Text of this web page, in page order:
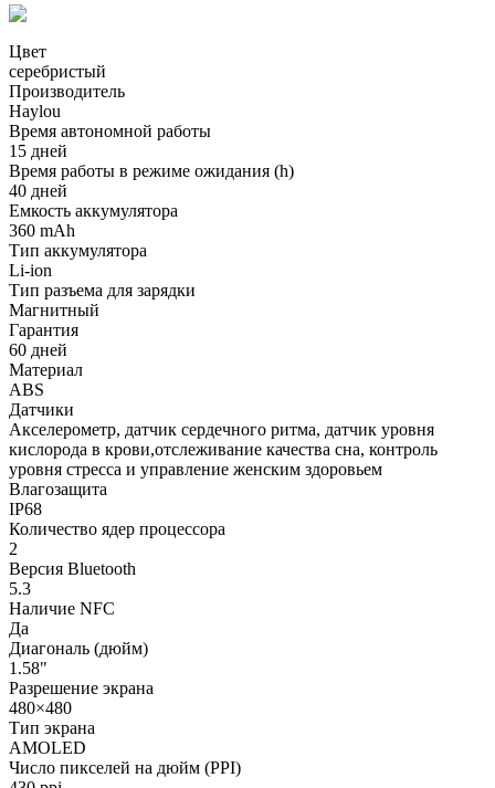
Цвет
серебристый
Производитель
Haylou
Время автономной работы
15 дней
Время работы в режиме ожидания (h)
40 дней
Емкость аккумулятора
360 mAh
Тип аккумулятора
Li-ion
Тип разъема для зарядки
Магнитный
Гарантия
60 дней
Материал
ABS
Датчики
Акселерометр, датчик сердечного ритма, датчик уровня
кислорода в крови,отслеживание качества сна, контроль
уровня стресса и управление женским здоровьем
Влагозащита
IP68
Количество ядер процессора
2
Версия Bluetooth
5.3
Наличие NFC
Да
Диагональ (дюйм)
1.58"
Разрешение экрана
480×480
Тип экрана
AMOLED
Число пикселей на дюйм (PPI)